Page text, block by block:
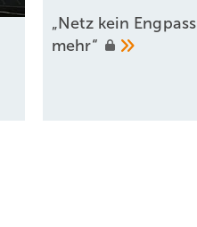
„Netz kein Engpass
mehr“